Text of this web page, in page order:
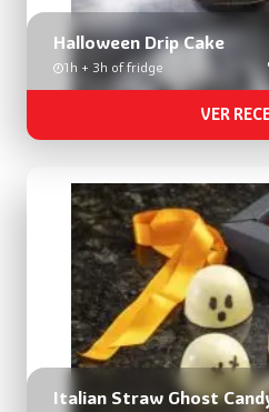
Halloween Drip Cake
1h + 3h of fridge
VER
Italian Straw Ghost